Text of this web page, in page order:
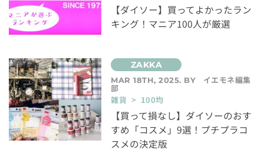
【ダイソー】買ってよかったラン
キング！マニア100人が厳選
MAR 18TH, 2025. BY イエモネ編集
部
雑貨 > 100均
【買って損なし】ダイソーのおす
すめ「コスメ」9選！プチプラコ
スメの決定版